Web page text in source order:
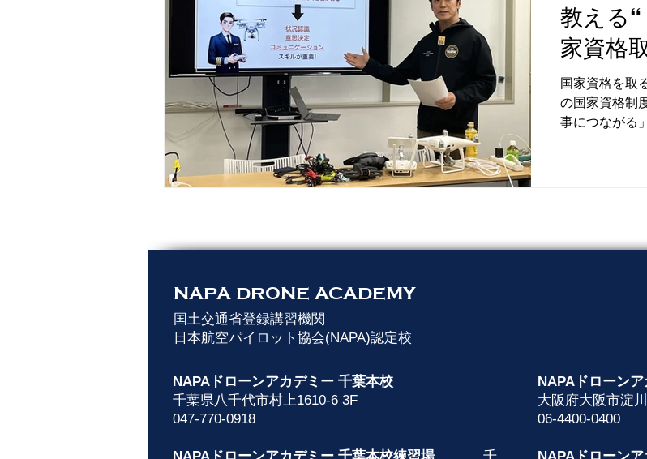
教える
家資格
で信頼
国家資格を取
の国家資格制
事につながる
NAPA DRONE ACADEMY
​国土交通省登録講習機関
日本航空パイロット協会(NAPA)認定校
NAPAドローンアカデミー 千葉本校
千葉県八千代市村上1610-6 3F
047-770-0918
NAPAドローンアカデミー 千葉本校練習場 千
NAPAドローン
大阪府大阪市淀
06-4400-0400
NAPAドローン